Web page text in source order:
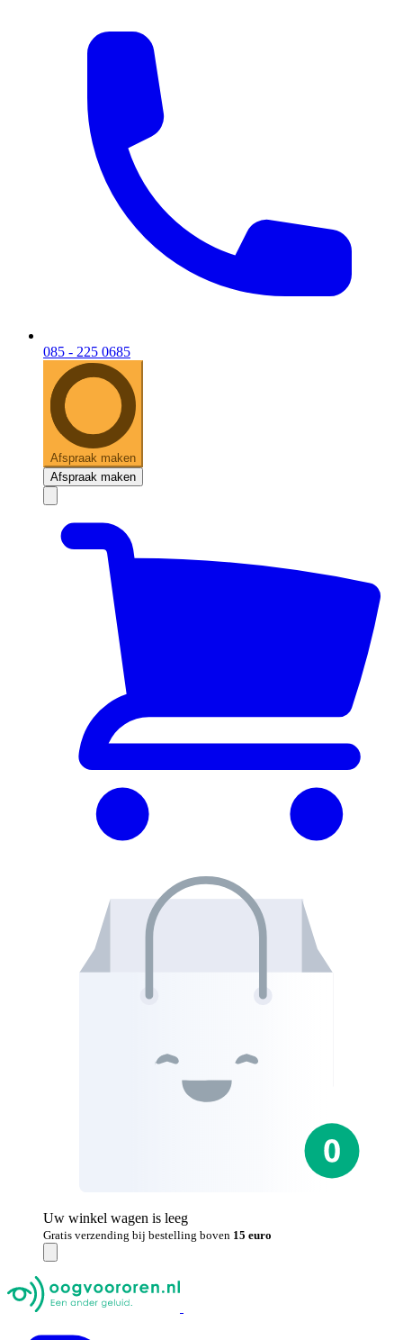
085 - 225 0685
Afspraak maken
Afspraak maken
Uw winkel wagen is leeg
Gratis verzending bij bestelling boven 15 euro